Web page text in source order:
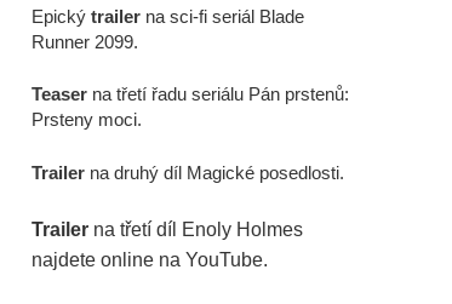
Epický trailer na sci-fi seriál Blade
Runner 2099.
Teaser na třetí řadu seriálu Pán prstenů:
Prsteny moci.
Trailer na druhý díl Magické posedlosti.
Trailer na třetí díl Enoly Holmes
najdete online na YouTube.